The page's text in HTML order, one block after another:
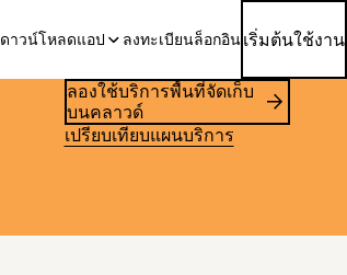
ดาวน์โหลดแอป ลงทะเบียนล็อกอินเริ่มต้นใช้งาน
ลองใช้บริการพื้นที่จัดเก็บ
บนคลาวด์
เปรียบเทียบแผนบริการ